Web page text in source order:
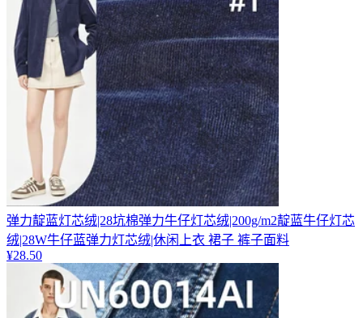
弹力靛蓝灯芯绒|28坑棉弹力牛仔灯芯绒|200g/m2靛蓝牛仔灯芯
绒|28W牛仔蓝弹力灯芯绒|休闲上衣 裙子 裤子面料
¥28.50